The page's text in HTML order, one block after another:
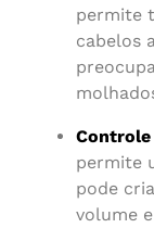
permite
cabelos
permite
pode
volume